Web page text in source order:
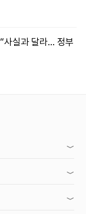
사실과 달라… 정부